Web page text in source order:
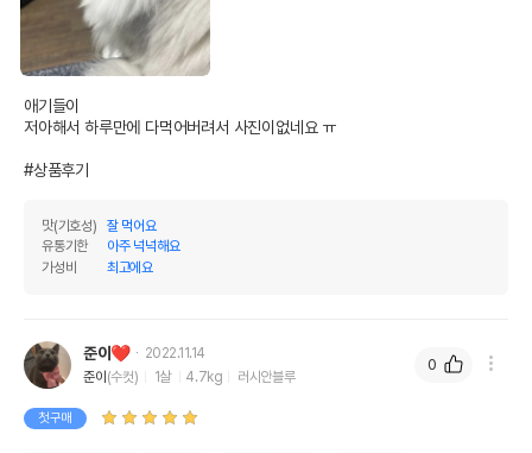
애기들이
저아해서 하루만에 다먹어버려서 사진이없네요 ㅠ
#상품후기
맛(기호성)
잘 먹어요
유통기한
아주 넉넉해요
가성비
최고에요
준이❤️
2022.11.14
준이(수컷) 1살 4.7kg 러시안블루
첫구매
0